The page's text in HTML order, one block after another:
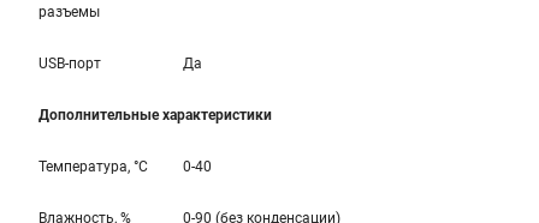
разъемы
USB-порт Да
Дополнительные характеристики
Температура, °С 0-40
Влажность, % 0-90 (без конденсации)